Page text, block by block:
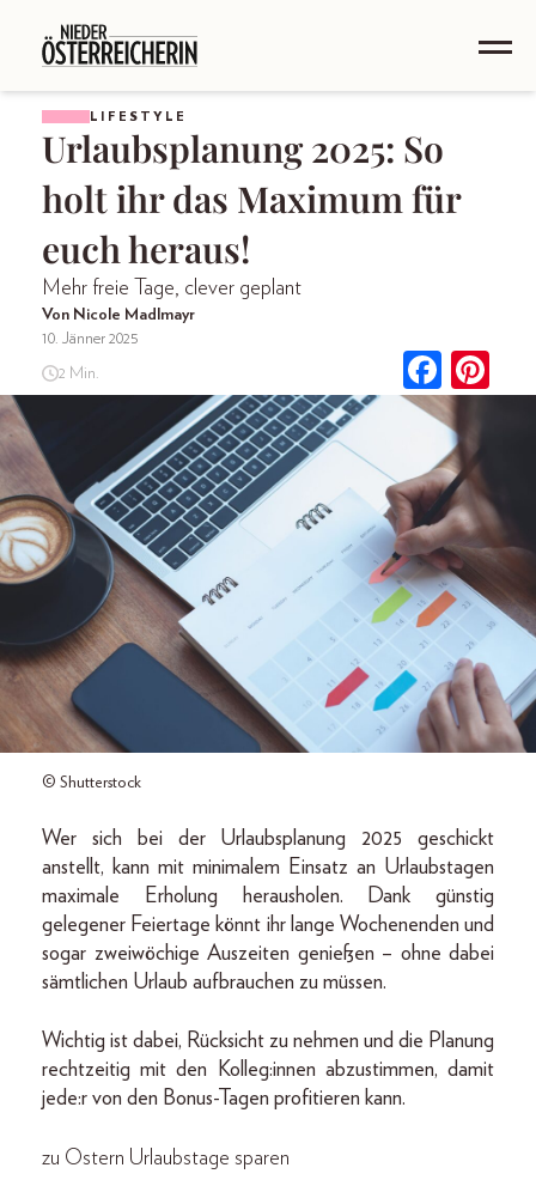
LIFESTYLE
Urlaubsplanung 2025: So
holt ihr das Maximum für
euch heraus!
Mehr freie Tage, clever geplant
Von Nicole Madlmayr
10. Jänner 2025
2 Min.
© Shutterstock
Wer sich bei der Urlaubsplanung 2025 geschickt
anstellt, kann mit minimalem Einsatz an Urlaubstagen
maximale Erholung herausholen. Dank günstig
gelegener Feiertage könnt ihr lange Wochenenden und
sogar zweiwöchige Auszeiten genießen – ohne dabei
sämtlichen Urlaub aufbrauchen zu müssen.
Wichtig ist dabei, Rücksicht zu nehmen und die Planung
rechtzeitig mit den Kolleg:innen abzustimmen, damit
jede:r von den Bonus-Tagen profitieren kann.
zu Ostern Urlaubstage sparen